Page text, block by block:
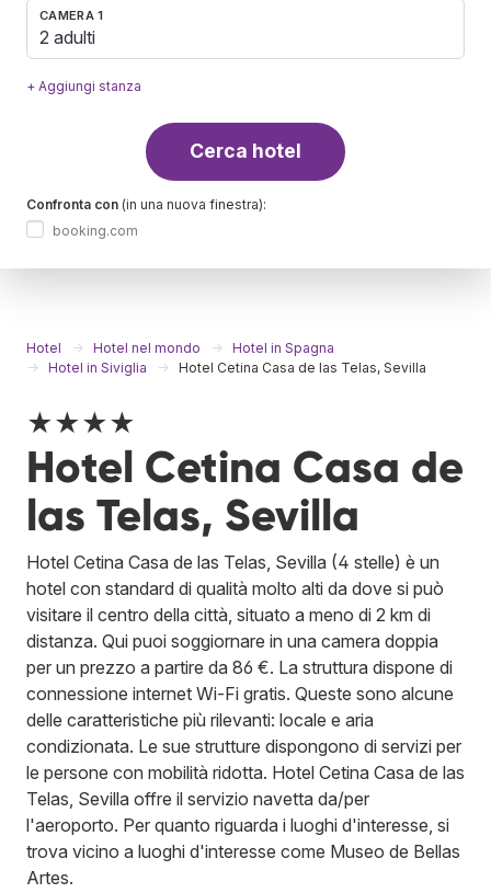
CAMERA 1
2 adulti
+ Aggiungi stanza
Cerca hotel
Confronta con (in una nuova finestra):
booking.com
Hotel Hotel nel mondo
Hotel in Spagna
Hotel in Siviglia
Hotel Cetina Casa de las Telas, Sevilla
★★★★
Hotel Cetina Casa de
las Telas, Sevilla
Hotel Cetina Casa de las Telas, Sevilla (4 stelle) è un
hotel con standard di qualità molto alti da dove si può
visitare il centro della città, situato a meno di 2 km di
distanza. Qui puoi soggiornare in una camera doppia
per un prezzo a partire da 86 €. La struttura dispone di
connessione internet Wi-Fi gratis. Queste sono alcune
delle caratteristiche più rilevanti: locale e aria
condizionata. Le sue strutture dispongono di servizi per
le persone con mobilità ridotta. Hotel Cetina Casa de las
Telas, Sevilla offre il servizio navetta da/per
l'aeroporto. Per quanto riguarda i luoghi d'interesse, si
trova vicino a luoghi d'interesse come Museo de Bellas
Artes.